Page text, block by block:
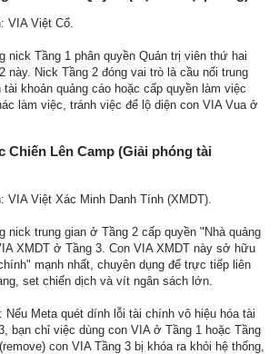
VIA Việt Cổ.
nick Tầng 1 phân quyền Quản trị viên thứ hai
này. Nick Tầng 2 đóng vai trò là cầu nối trung
tài khoản quảng cáo hoặc cấp quyền làm việc
làm việc, tránh việc để lộ diện con VIA Vua ở
Chiến Lên Camp (Giải phóng tài
VIA Việt Xác Minh Danh Tính (XMDT).
nick trung gian ở Tầng 2 cấp quyền "Nhà quảng
XMDT ở Tầng 3. Con VIA XMDT này sở hữu
mạnh nhất, chuyên dụng để trực tiếp liên
set chiến dịch và vít ngân sách lớn.
Nếu Meta quét dính lỗi tài chính vô hiệu hóa tài
bạn chỉ việc dùng con VIA ở Tầng 1 hoặc Tầng
con VIA Tầng 3 bị khóa ra khỏi hệ thống,